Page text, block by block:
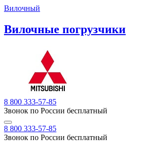
Вилочный
Вилочные погрузчики
8 800 333-57-85
Звонок по России бесплатный
8 800 333-57-85
Звонок по России бесплатный